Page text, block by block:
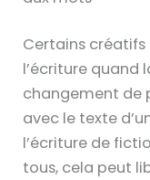
Certains
l’écriture quand
changement de
avec le texte
l’écriture de
tous, cela peut